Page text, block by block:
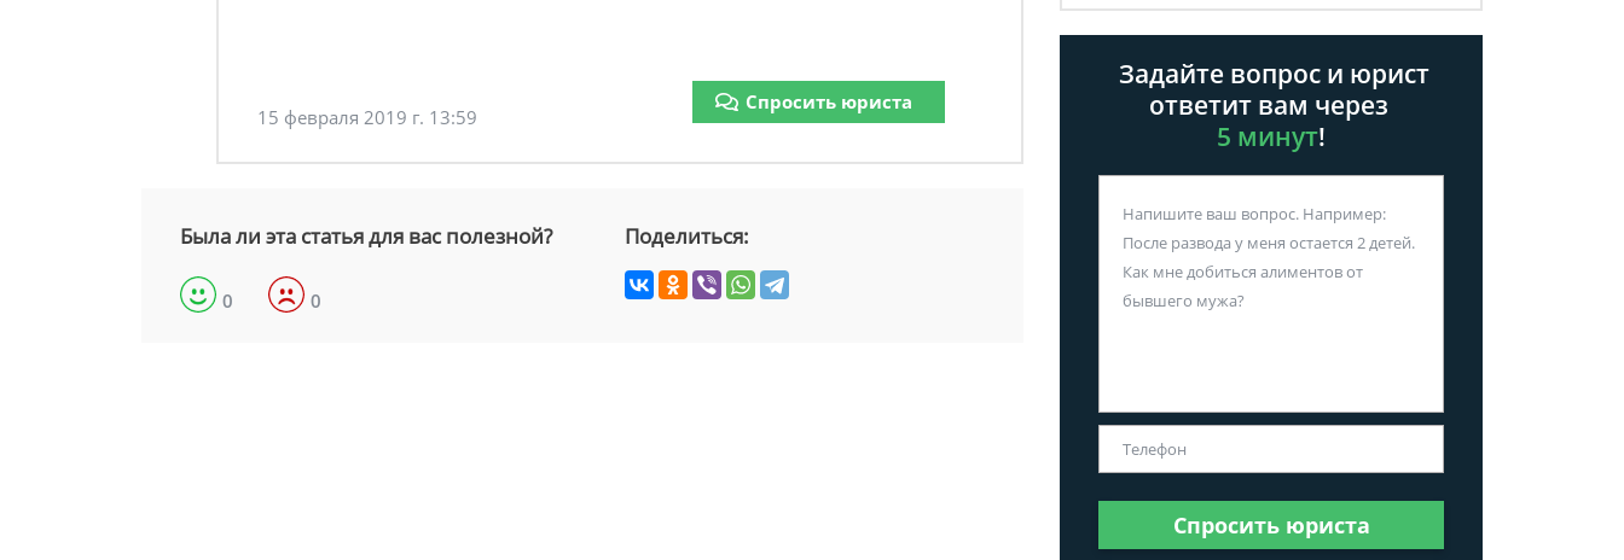
15 февраля 2019 г. 13:59
Спросить юриста
Была ли эта статья для вас полезной?
0 0
Поделиться:
Задайте вопрос и юрист
ответит вам через
5 минут!
Спросить юриста